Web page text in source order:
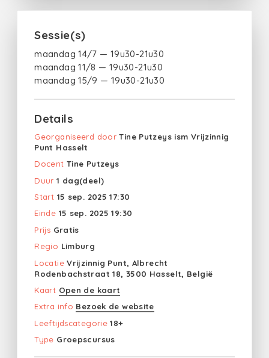
Sessie(s)
maandag 14/7 — 19u30-21u30
maandag 11/8 — 19u30-21u30
maandag 15/9 — 19u30-21u30
Details
Georganiseerd door Tine Putzeys ism Vrijzinnig
Punt Hasselt
Docent Tine Putzeys
Duur 1 dag(deel)
Start 15 sep. 2025 17:30
Einde 15 sep. 2025 19:30
Prijs Gratis
Regio Limburg
Locatie Vrijzinnig Punt, Albrecht
Rodenbachstraat 18, 3500 Hasselt, België
Kaart Open de kaart
Extra info Bezoek de website
Leeftijdscategorie 18+
Type Groepscursus